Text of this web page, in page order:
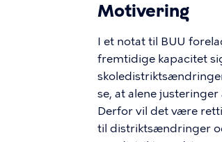
Motivering
I et notat til BUU
fremtidige kapacitet
se, at alene
Derfor vil det være
til distriktsændringer